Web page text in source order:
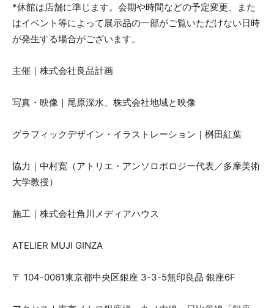
*休館は店舗に準じます。会期や時間などの予定変更、また
はイベント等によって展示品の一部がご覧いただけない日時
が発生する場合がございます。
主催｜株式会社良品計画
写真・映像｜尾原深水、株式会社地域と映像
グラフィックデザイン・イラストレーション｜桝田紅葉
協力｜中村寛（アトリエ・アンソロポロジー代表／多摩美術
大学教授）
施工｜株式会社角川メディアハウス
ATELIER MUJI GINZA
〒 104-0061東京都中央区銀座 3-3-5無印良品 銀座6F